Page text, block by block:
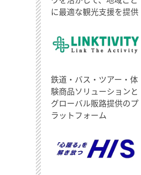
に最適な観光支援を提供
鉄道・バス・ツアー・体
験商品ソリューションと
グローバル販路提供のプ
ラットフォーム